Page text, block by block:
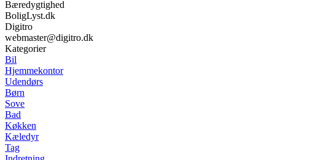
Bæredygtighed
BoligLyst.dk
Digitro
webmaster@digitro.dk
Kategorier
Bil
Hjemmekontor
Udendørs
Børn
Sove
Bad
Køkken
Kæledyr
Tag